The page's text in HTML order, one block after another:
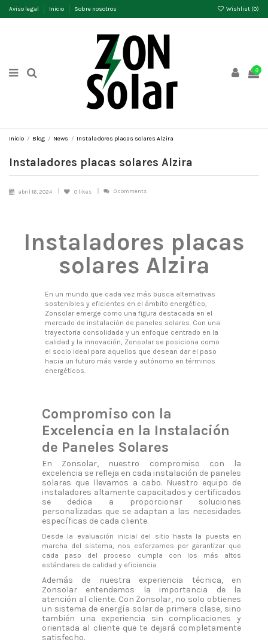
Aviso legal Inicio Sobre nosotros Wishlist (0)
0
Inicio Blog News Instaladores placas solares Alzira
Instaladores placas solares Alzira
abril 16, 2024 0 likes 0 comments
Instaladores placas
solares Alzira
En un mundo que cada vez más busca alternativas
sostenibles y eficientes en el ámbito energético,
Zonsolar emerge como una figura destacada en el
mercado de instalación de paneles solares. Con una
trayectoria consolidada y un enfoque centrado en la
calidad y la innovación, Zonsolar se posiciona como
el socio ideal para aquellos que desean dar el paso
hacia un futuro más verde y autónomo en términos
energéticos.
Compromiso con la
Excelencia en la Instalación
de Paneles Solares
En Zonsolar, nuestro compromiso con la
excelencia se refleja en cada instalación de paneles
solares que llevamos a cabo. Nuestro equipo de
instaladores altamente capacitados y certificados
se dedica a proporcionar soluciones
personalizadas que se adaptan a las necesidades
específicas de cada cliente.
Desde la evaluación inicial del sitio hasta la puesta en
marcha del sistema, nos esforzamos por garantizar que
cada paso del proceso cumpla con los más altos
estándares de calidad y eficiencia.
Además de nuestra experiencia técnica, en
Zonsolar entendemos la importancia de la
atención al cliente. Con Zonsolar, no solo obtienes
un sistema de energía solar de primera clase, sino
también una experiencia sin complicaciones y
orientada al cliente que te dejará completamente
satisfecho.